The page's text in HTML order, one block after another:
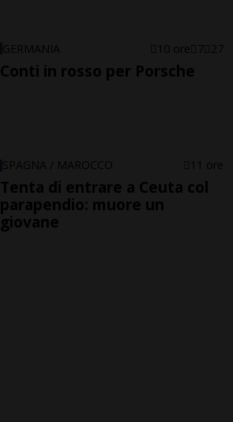
GERMANIA 10 ore 7 27
Conti in rosso per Porsche
SPAGNA / MAROCCO 11 ore
Tenta di entrare a Ceuta col
parapendio: muore un
giovane